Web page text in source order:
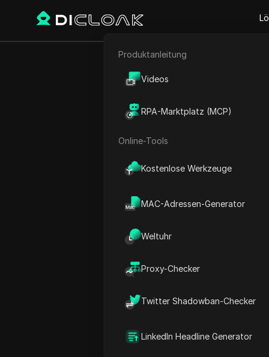
E-Commerce
Produktanleitung
Videos
RPA-Marktplatz (MCP)
Online-Tools
Kostenlose Werkzeuge
MAC-Adressen-Generator
Weltuhr
Proxy-Checker
Twitter Shadowban-Checker
LinkedIn Headline Generator
Wie
Play Video:
Inhaltsübersicht